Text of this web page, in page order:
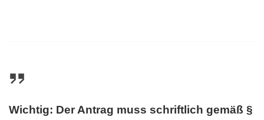
Wichtig: Der Antrag muss schriftlich gemäß §